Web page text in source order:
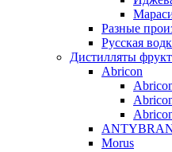
Разные
Русская
Дистилляты
Abricon
Morus